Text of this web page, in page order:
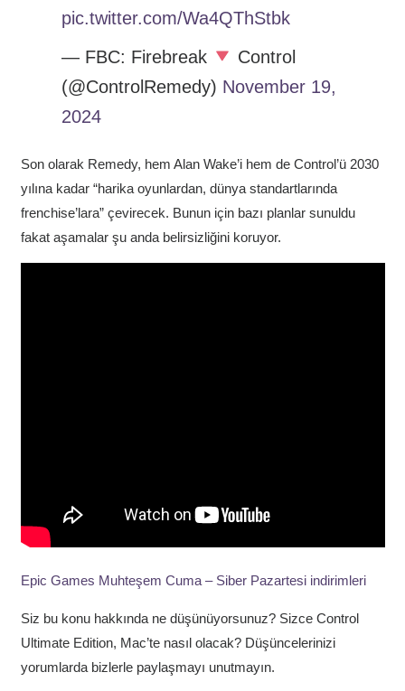
pic.twitter.com/Wa4QThStbk
— FBC: Firebreak
Control
(@ControlRemedy) November 19,
2024
Son olarak Remedy, hem Alan Wake’i hem de Control’ü 2030
yılına kadar “harika oyunlardan, dünya standartlarında
frenchise’lara” çevirecek. Bunun için bazı planlar sunuldu
fakat aşamalar şu anda belirsizliğini koruyor.
Epic Games Muhteşem Cuma – Siber Pazartesi indirimleri
Siz bu konu hakkında ne düşünüyorsunuz? Sizce Control
Ultimate Edition, Mac’te nasıl olacak? Düşüncelerinizi
yorumlarda bizlerle paylaşmayı unutmayın.